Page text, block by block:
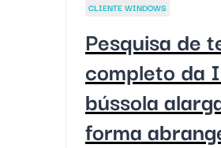
CLIENTE WINDOWS
Pesquisa de
completo da
bússola
forma